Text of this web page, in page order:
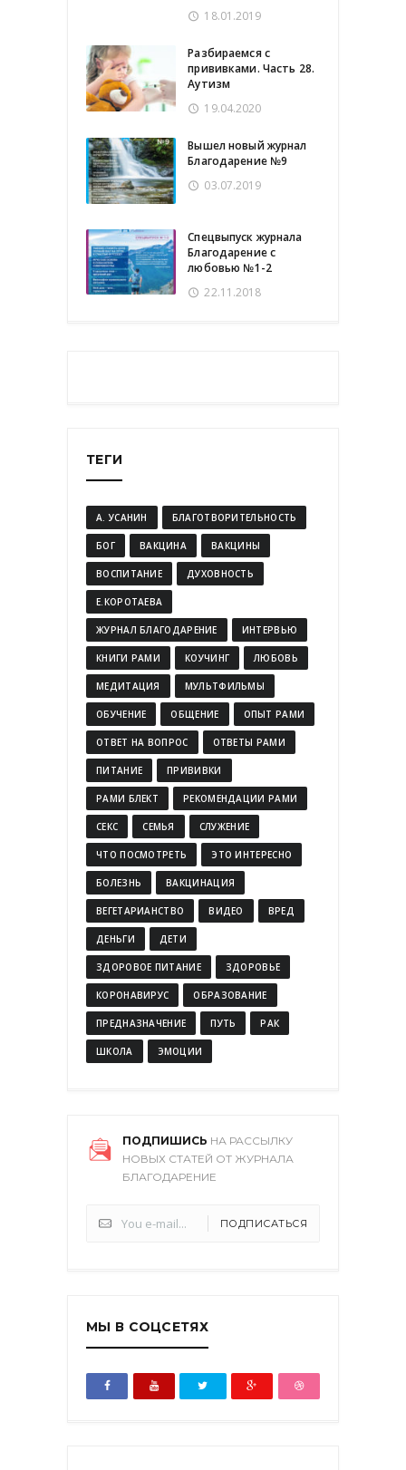
18.01.2019
Разбираемся с
прививками. Часть 28.
Аутизм
19.04.2020
Вышел новый журнал
Благодарение №9
03.07.2019
Спецвыпуск журнала
Благодарение с
любовью №1-2
22.11.2018
ТЕГИ
А. УСАНИН БЛАГОТВОРИТЕЛЬНОСТЬ
БОГ ВАКЦИНА ВАКЦИНЫ
ВОСПИТАНИЕ ДУХОВНОСТЬ
Е.КОРОТАЕВА
ЖУРНАЛ БЛАГОДАРЕНИЕ ИНТЕРВЬЮ
КНИГИ РАМИ КОУЧИНГ ЛЮБОВЬ
МЕДИТАЦИЯ МУЛЬТФИЛЬМЫ
ОБУЧЕНИЕ ОБЩЕНИЕ ОПЫТ РАМИ
ОТВЕТ НА ВОПРОС ОТВЕТЫ РАМИ
ПИТАНИЕ ПРИВИВКИ
РАМИ БЛЕКТ РЕКОМЕНДАЦИИ РАМИ
СЕКС СЕМЬЯ СЛУЖЕНИЕ
ЧТО ПОСМОТРЕТЬ ЭТО ИНТЕРЕСНО
БОЛЕЗНЬ ВАКЦИНАЦИЯ
ВЕГЕТАРИАНСТВО ВИДЕО ВРЕД
ДЕНЬГИ ДЕТИ
ЗДОРОВОЕ ПИТАНИЕ ЗДОРОВЬЕ
КОРОНАВИРУС ОБРАЗОВАНИЕ
ПРЕДНАЗНАЧЕНИЕ ПУТЬ РАК
ШКОЛА ЭМОЦИИ
ПОДПИШИСЬ НА РАССЫЛКУ
НОВЫХ СТАТЕЙ ОТ ЖУРНАЛА
БЛАГОДАРЕНИЕ
ПОДПИСАТЬСЯ
МЫ В СОЦСЕТЯХ